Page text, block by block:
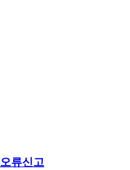
오류신고